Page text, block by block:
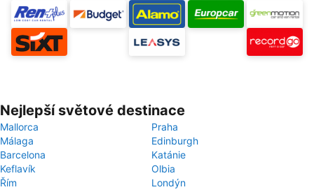
Nejlepší světové destinace
Mallorca
Praha
Málaga
Edinburgh
Barcelona
Katánie
Keflavík
Olbia
Řím
Londýn